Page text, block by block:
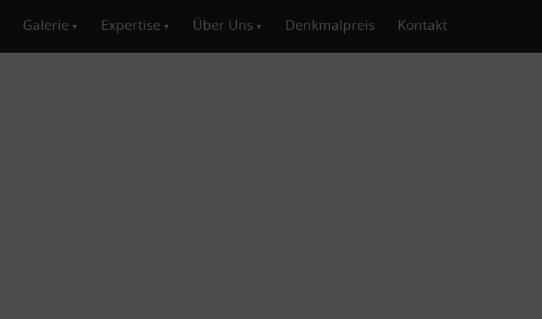
Galerie Expertise Über Uns Denkmalpreis Kontakt